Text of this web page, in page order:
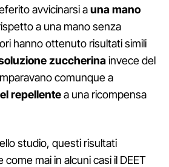
avvicinarsi auna mano
a una mano senza
hanno ottenuto risultati simili
zuccherinainvece del
comunque a
repellentea una ricompensa
studio, questi risultati
mai in alcuni casi il DEET